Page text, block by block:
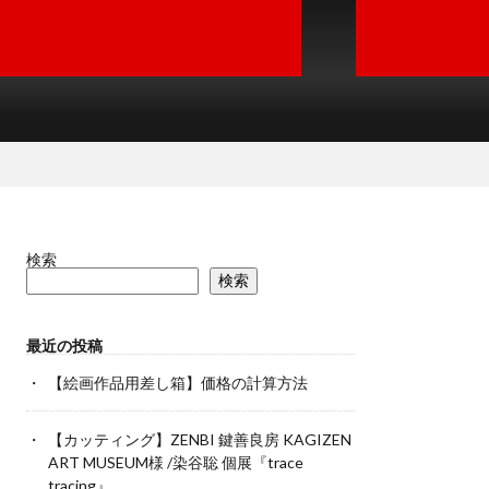
検索
検索
最近の投稿
【絵画作品用差し箱】価格の計算方法
【カッティング】ZENBI 鍵善良房 KAGIZEN
ART MUSEUM様 /染谷聡 個展『trace
tracing』